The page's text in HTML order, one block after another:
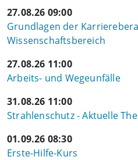
27.08.26 09:00
Grundlagen der
Wissenschaftsbereich
27.08.26 11:00
Arbeits- und Wegeunfälle
31.08.26 11:00
Strahlenschutz - Aktuelle
01.09.26 08:30
Erste-Hilfe-Kurs